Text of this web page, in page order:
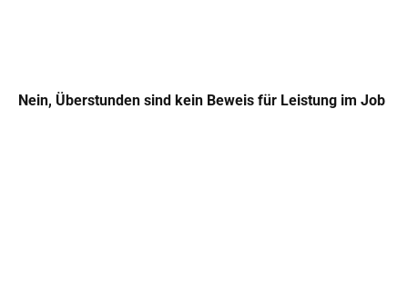
Nein, Überstunden sind kein Beweis für Leistung im Job